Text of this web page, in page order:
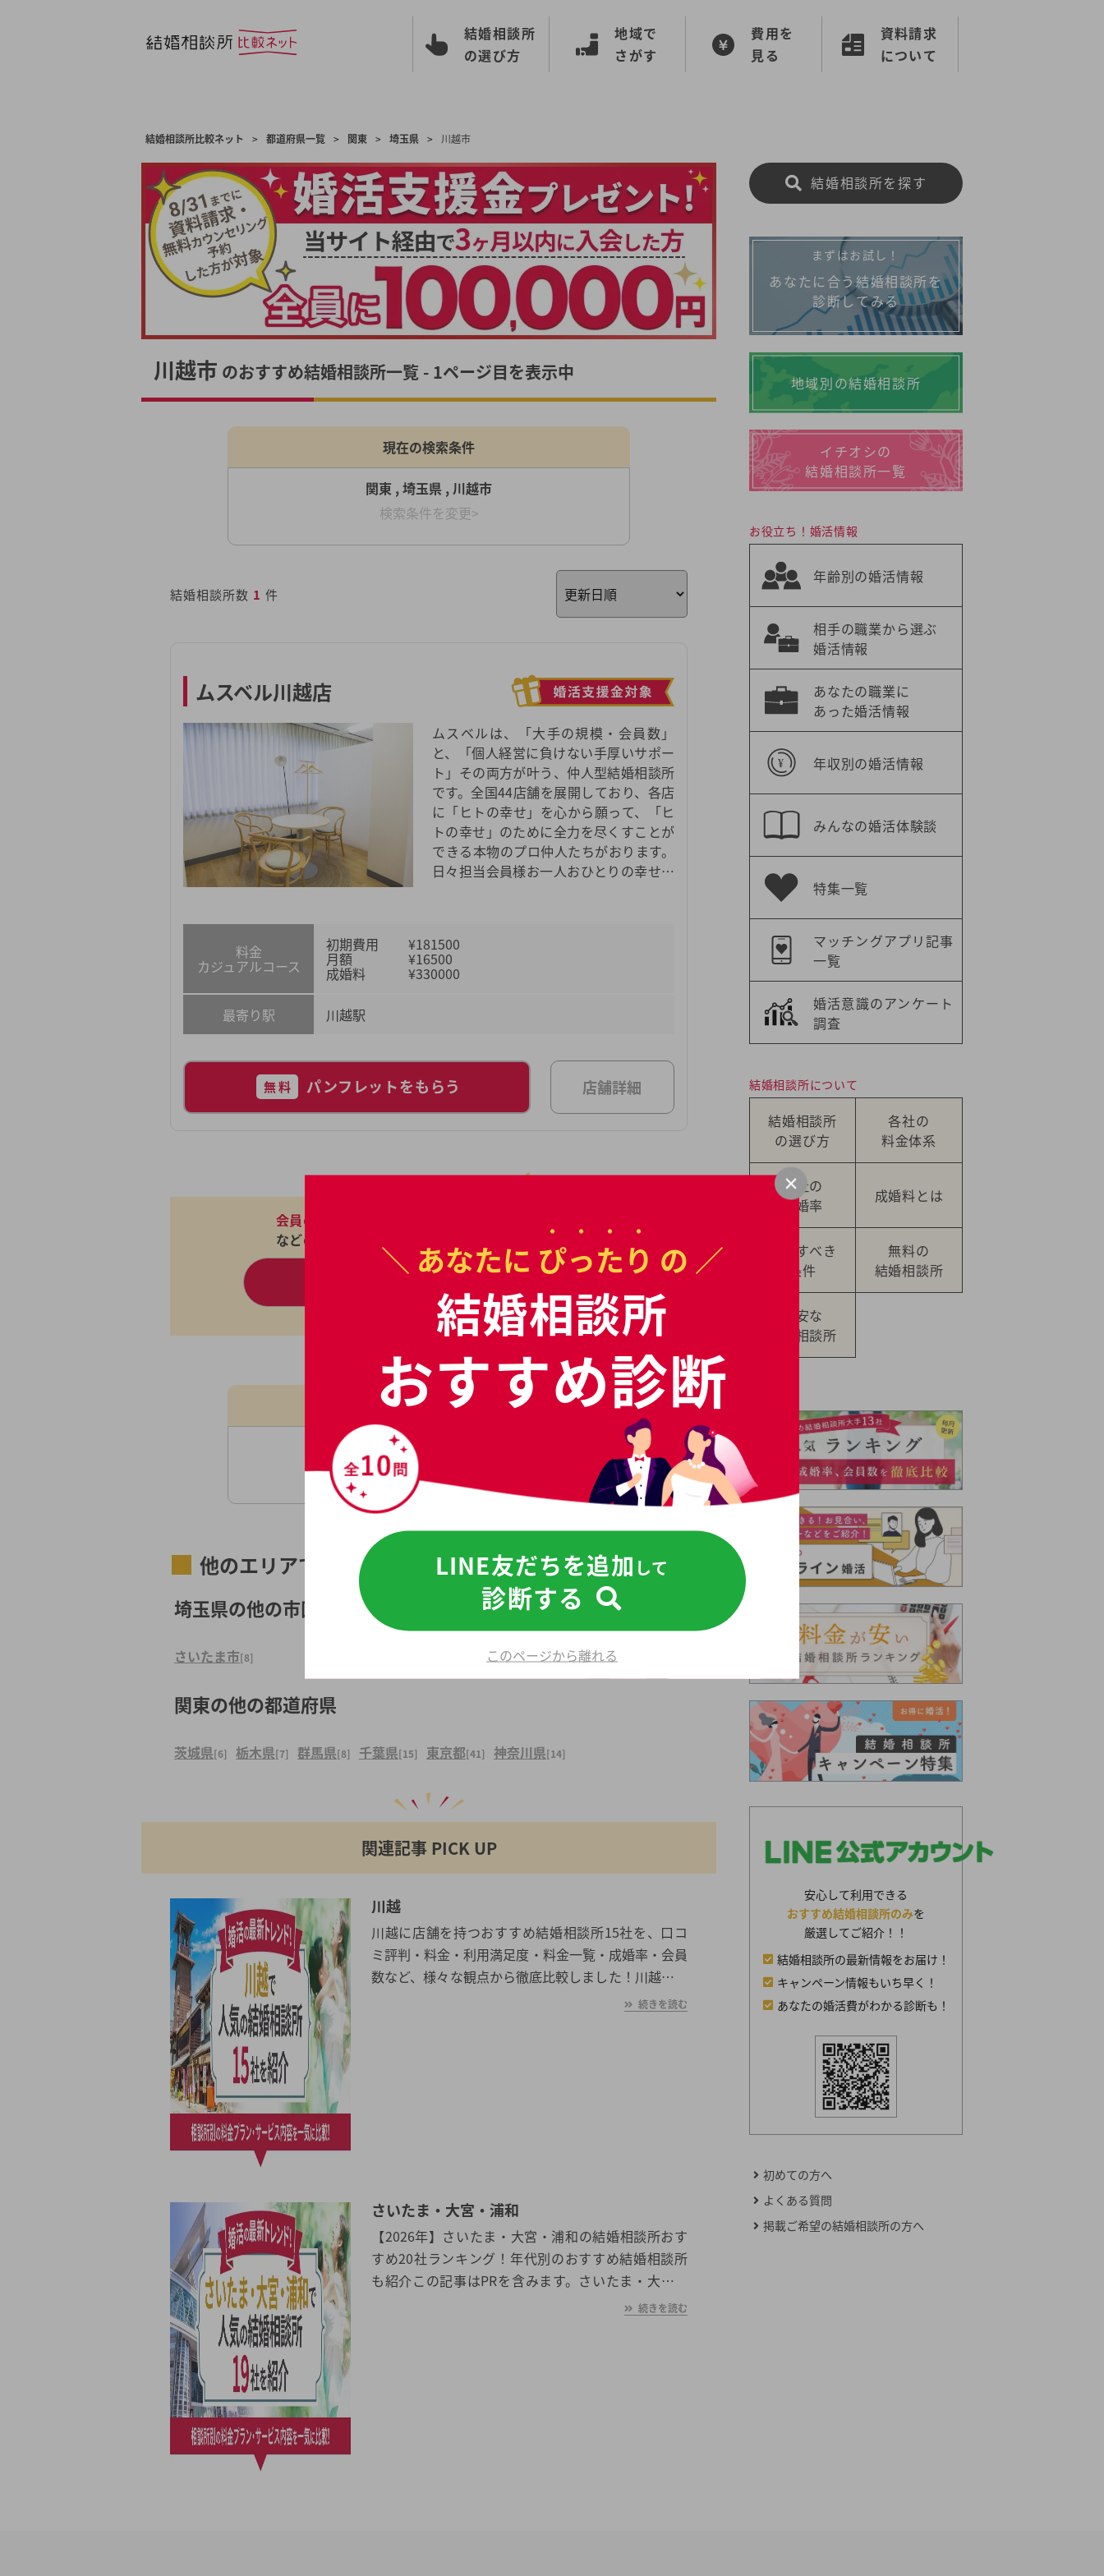
結婚相談所
の選び方
地域で
さがす
費用を
見る
資料請求
について
結婚相談所比較ネット > 都道府県一覧 > 関東 > 埼玉県 > 川越市
川越市 のおすすめ結婚相談所一覧 - 1ページ目を表示中
現在の検索条件
関東 , 埼玉県 , 川越市
検索条件を変更>
結婚相談所数 1 件
ムスベル川越店
ムスベルは、「大手の規模・会員数」
と、「個人経営に負けない手厚いサポー
ト」その両方が叶う、仲人型結婚相談所
です。全国44店舗を展開しており、各店
に「ヒトの幸せ」を心から願って、「ヒ
トの幸せ」のために全力を尽くすことが
できる本物のプロ仲人たちがおります。
日々担当会員様お一人おひとりの幸せを
なサポートも数多く見てきました。それ
がなければ成婚につながらなかったとい
料金
カジュアルコース
初期費用 ¥181500
月額 ¥16500
成婚料 ¥330000
最寄り駅 川越駅
無料 パンフレットをもらう 店舗詳細
会員の成婚実績
などの詳細情報が分かります。
現在の検索条件
関東 , 埼玉県 , 川越市
検索条件を変更>
他のエリアで探す
埼玉県の他の市区町村
さいたま市[8]
関東の他の都道府県
茨城県[6] 栃木県[7] 群馬県[8] 千葉県[15] 東京都[41] 神奈川県[14]
関連記事 PICK UP
川越
川越に店舗を持つおすすめ結婚相談所15社を、口コ
ミ評判・料金・利用満足度・料金一覧・成婚率・会員
数など、様々な観点から徹底比較しました！川越の平
均初婚年齢は、男性が30.8歳、女性が28.9歳と男女共
続きを読む
さいたま・大宮・浦和
【2026年】さいたま・大宮・浦和の結婚相談所おす
すめ20社ランキング！年代別のおすすめ結婚相談所
も紹介この記事はPRを含みます。さいたま・大宮・
浦和は大手結婚相談所と地域密着型結婚相談所が多く
続きを読む
結婚相談所を探す
まずはお試し！
あなたに合う結婚相談所を
診断してみる
地域別の結婚相談所
イチオシの
結婚相談所一覧
お役立ち！婚活情報
年齢別の婚活情報
相手の職業から選ぶ
婚活情報
あなたの職業に
あった婚活情報
年収別の婚活情報
みんなの婚活体験談
特集一覧
マッチングアプリ記事
一覧
婚活意識のアンケート
調査
結婚相談所について
結婚相談所
の選び方
各社の
料金体系
各社の
成婚率
成婚料とは
提示すべき
条件
無料の
結婚相談所
格安な
結婚相談所
安心して利用できる
おすすめ結婚相談所のみを
厳選してご紹介！！
結婚相談所の最新情報をお届け！
キャンペーン情報もいち早く！
あなたの婚活費がわかる診断も！
初めての方へ
よくある質問
掲載ご希望の結婚相談所の方へ
＼ あなたに ぴったり の ／
結婚相談所
おすすめ診断
LINE友だちを追加 して
診断する
このページから離れる